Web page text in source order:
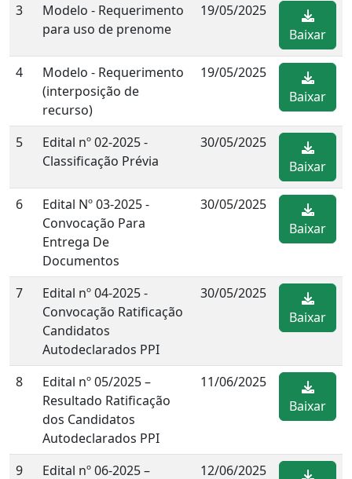
3
Modelo - Requerimento
para uso de prenome
19/05/2025
Baixar
4
Modelo - Requerimento
(interposição de
recurso)
19/05/2025
Baixar
5
Edital nº 02-2025 -
Classificação Prévia
30/05/2025
Baixar
6
Edital Nº 03-2025 -
Convocação Para
Entrega De
Documentos
30/05/2025
Baixar
7
Edital nº 04-2025 -
Convocação Ratificação
Candidatos
Autodeclarados PPI
30/05/2025
Baixar
8
Edital nº 05/2025 –
Resultado Ratificação
dos Candidatos
Autodeclarados PPI
11/06/2025
Baixar
9
Edital nº 06-2025 –
12/06/2025